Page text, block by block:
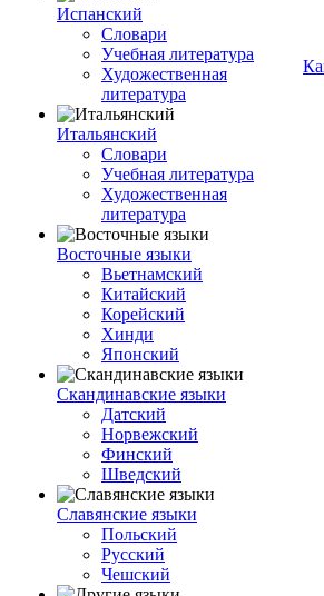
Испанский
Словари
Учебная литература
Художественная
литература
Итальянский
Словари
Учебная литература
Художественная
литература
Восточные языки
Вьетнамский
Китайский
Корейский
Хинди
Японский
Скандинавские языки
Датский
Норвежский
Финский
Шведский
Славянские языки
Польский
Русский
Чешский